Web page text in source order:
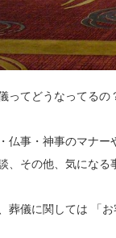
ってどうなってるの
仏事・神事のマナー
、その他、気になる
葬儀に関しては 「